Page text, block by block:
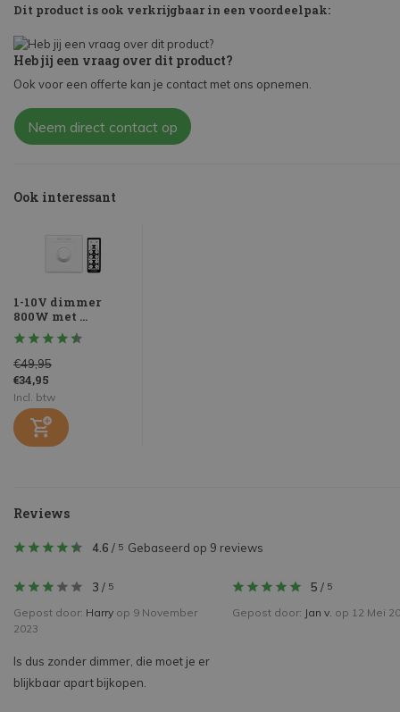
Dit product is ook verkrijgbaar in een voordeelpak:
Heb jij een vraag over dit product?
Ook voor een offerte kan je contact met ons opnemen.
Neem direct contact op
Ook interessant
1-10V dimmer
800W met ...
€49,95
€34,95
Incl. btw
Reviews
4.6 / 5 Gebaseerd op 9 reviews
3 / 5
Gepost door: Harry op 9 November
2023
Is dus zonder dimmer, die moet je er
blijkbaar apart bijkopen.
5 / 5
Gepost door: Jan v. op 12 Mei